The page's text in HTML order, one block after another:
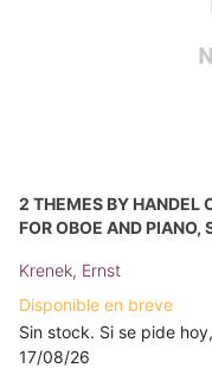
2 THEMES BY HANDEL
FOR OBOE AND PIANO,
Krenek, Ernst
Disponible en breve
Sin stock. Si se pide
17/08/26